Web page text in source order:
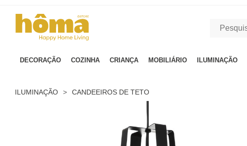
DECORAÇÃO COZINHA CRIANÇA MOBILIÁRIO ILUMINAÇÃO
ILUMINAÇÃO > CANDEEIROS DE TETO